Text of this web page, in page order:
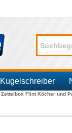
Kugelschreiber
Zettelbox Flint Köcher und